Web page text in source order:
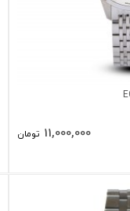
11,000,000 تومان